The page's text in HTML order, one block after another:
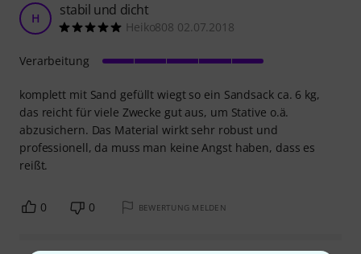
H stabil und dicht
Heiko808 02.07.2018
komplett mit Sand gefüllt wiegt so ein Sandsack ca. 6 kg,
das reicht für viele Zwecke gut aus, um Stative o.ä.
abzusichern. Das Material wirkt sehr robust und
professionell, da muss man keine Angst haben, dass es
reißt.
Verarbeitung
0 0 BEWERTUNG MELDEN